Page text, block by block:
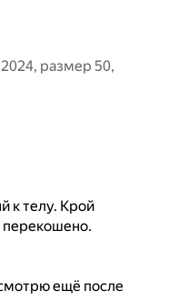
размер 50,
к телу. Крой
перекошено.
ещё после